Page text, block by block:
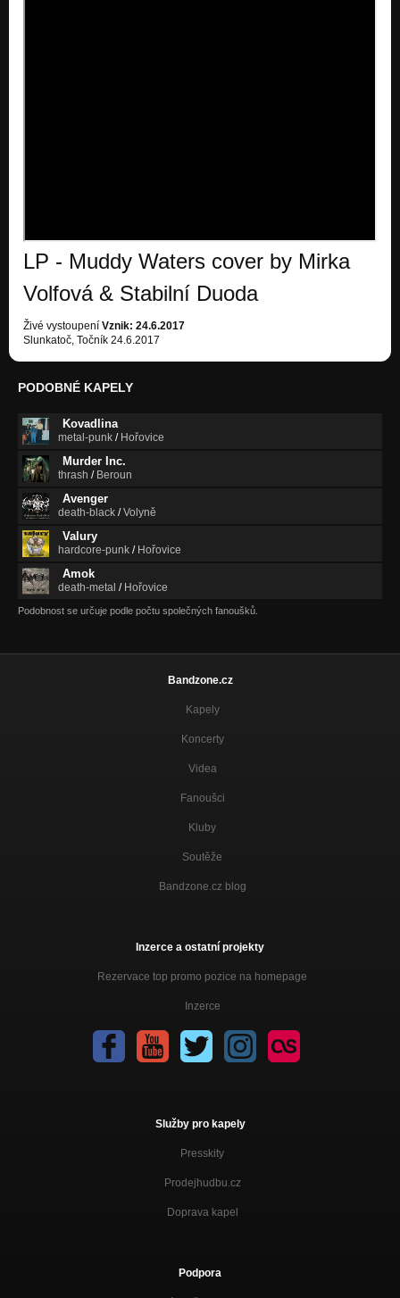
LP - Muddy Waters cover by Mirka
Volfová & Stabilní Duoda
Živé vystoupení Vznik: 24.6.2017
Slunkatoč, Točník 24.6.2017
PODOBNÉ KAPELY
Kovadlina
metal-punk / Hořovice
Murder Inc.
thrash / Beroun
Avenger
death-black /Volyně
Valury
hardcore-punk / Hořovice
Amok
death-metal / Hořovice
Podobnost se určuje podle počtu společných fanoušků.
Bandzone.cz
Kapely
Koncerty
Videa
Fanoušci
Kluby
Soutěže
Bandzone.cz blog
Inzerce a ostatní projekty
Rezervace top promo pozice na homepage
Inzerce
Služby pro kapely
Presskity
Prodejhudbu.cz
Doprava kapel
Podpora